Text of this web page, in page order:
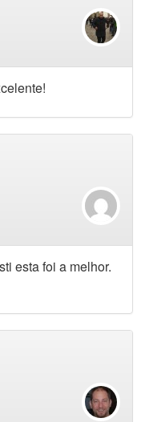
esta foi a melhor.